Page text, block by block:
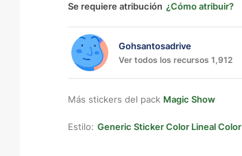
Se requiere atribución ¿Cómo atribuir?
Gohsantosadrive
Ver todos los recursos 1,912
Más stickers del pack Magic Show
Estilo: Generic Sticker Color Lineal Color